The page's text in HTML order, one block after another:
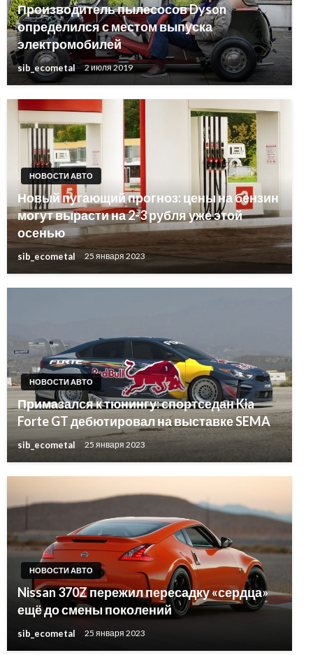
Производитель пылесосов Dyson
определился с местом выпуска
электромобилей
sib_ecometal 2 июля 2019
НОВОСТИ АВТО
Новый пугающий прогноз: цены на бензин
могут вырасти на 2-3 рубля уже этой
осенью
sib_ecometal 25 января 2023
НОВОСТИ АВТО
Примазался к тюнингу: спортседан Kia
Forte GT дебютировал на выставке SEMA
sib_ecometal 25 января 2023
НОВОСТИ АВТО
Nissan 370Z пережил пересадку «сердца»
ещё до смены поколений
sib_ecometal 25 января 2023